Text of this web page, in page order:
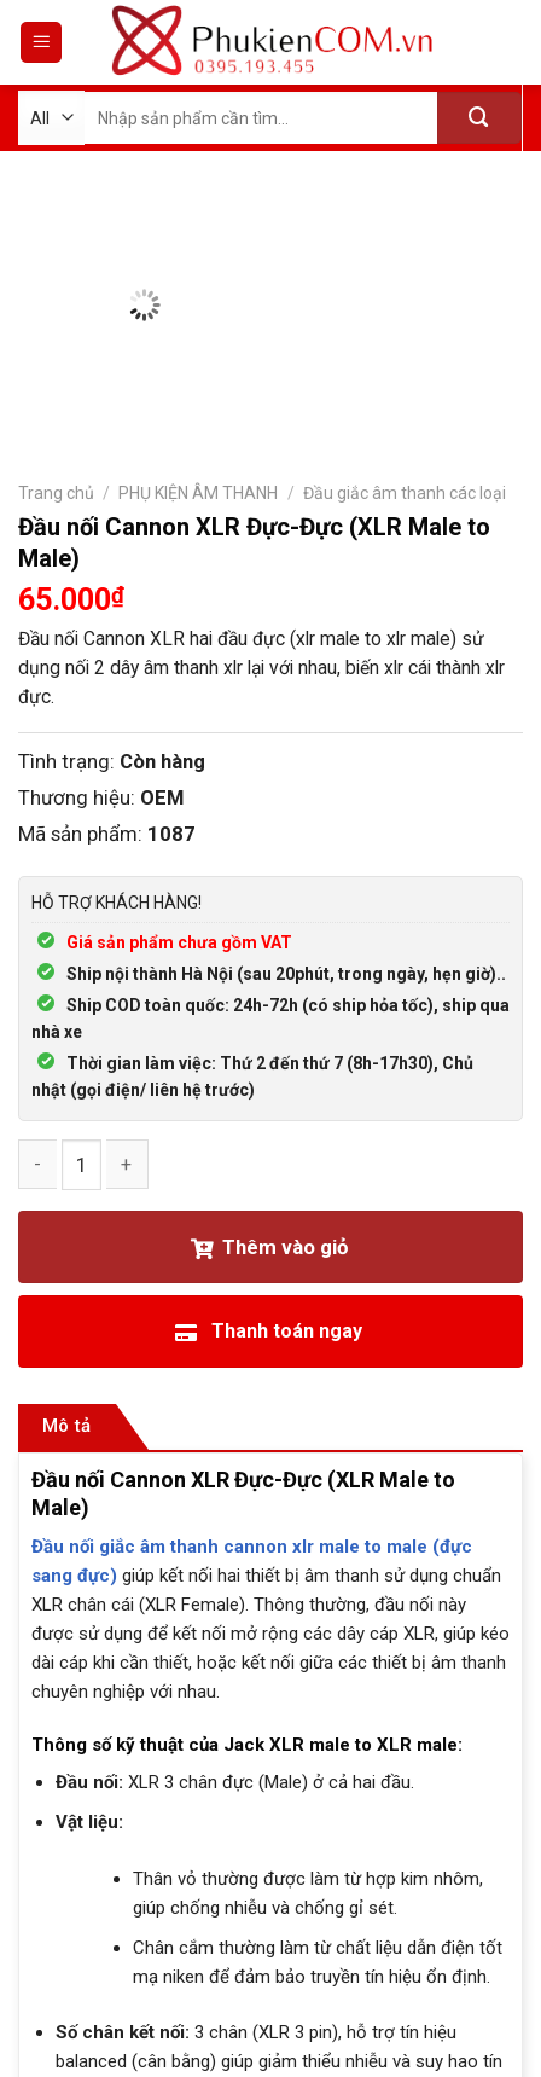
kiếm:
Trang chủ / PHỤ KIỆN ÂM THANH / Đầu giắc âm thanh các loại
Đầu nối Cannon XLR Đực-Đực (XLR Male to
Male)
65.000₫
Đầu nối Cannon XLR hai đầu đực (xlr male to xlr male) sử
dụng nối 2 dây âm thanh xlr lại với nhau, biến xlr cái thành xlr
đực.
Tình trạng: Còn hàng
Thương hiệu: OEM
Mã sản phẩm: 1087
HỖ TRỢ KHÁCH HÀNG!
Giá sản phẩm chưa gồm VAT
Ship nội thành Hà Nội (sau 20phút, trong ngày, hẹn giờ)..
Ship COD toàn quốc: 24h-72h (có ship hỏa tốc), ship qua
nhà xe
Thời gian làm việc: Thứ 2 đến thứ 7 (8h-17h30), Chủ
nhật (gọi điện/ liên hệ trước)
Thêm vào giỏ
Thanh toán ngay
Mô tả
Đầu nối Cannon XLR Đực-Đực (XLR Male to
Male)
Đầu nối giắc âm thanh cannon xlr male to male (đực
sang đực) giúp kết nối hai thiết bị âm thanh sử dụng chuẩn
XLR chân cái (XLR Female). Thông thường, đầu nối này
được sử dụng để kết nối mở rộng các dây cáp XLR, giúp kéo
dài cáp khi cần thiết, hoặc kết nối giữa các thiết bị âm thanh
chuyên nghiệp với nhau.
Thông số kỹ thuật của Jack XLR male to XLR male:
Đầu nối: XLR 3 chân đực (Male) ở cả hai đầu.
Vật liệu:
Thân vỏ thường được làm từ hợp kim nhôm,
giúp chống nhiễu và chống gỉ sét.
Chân cắm thường làm từ chất liệu dẫn điện tốt
mạ niken để đảm bảo truyền tín hiệu ổn định.
Số chân kết nối: 3 chân (XLR 3 pin), hỗ trợ tín hiệu
balanced (cân bằng) giúp giảm thiểu nhiễu và suy hao tín